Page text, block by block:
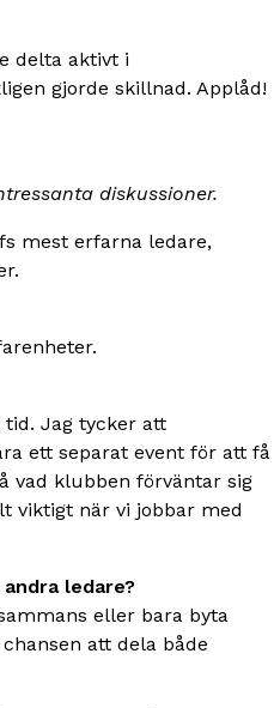
delta aktivt i
gjorde skillnad. Applåd!
diskussioner.
mest erfarna ledare,
Jag tycker att
ett separat event för att få
vad klubben förväntar sig
viktigt när vi jobbar med
ledare?
eller bara byta
att dela både